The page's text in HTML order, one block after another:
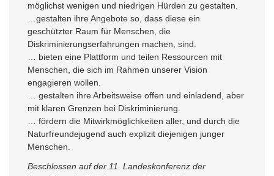
möglichst wenigen und niedrigen Hürden zu gestalten.
…gestalten ihre Angebote so, dass diese ein
geschützter Raum für Menschen, die
Diskriminierungserfahrungen machen, sind.
… bieten eine Plattform und teilen Ressourcen mit
Menschen, die sich im Rahmen unserer Vision
engagieren wollen.
… gestalten ihre Arbeitsweise offen und einladend, aber
mit klaren Grenzen bei Diskriminierung.
… fördern die Mitwirkmöglichkeiten aller, und durch die
Naturfreundejugend auch explizit diejenigen junger
Menschen.
Beschlossen auf der 11. Landeskonferenz der